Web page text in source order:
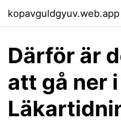
kopavguldgyuv.web.app
Därför är
att gå ner